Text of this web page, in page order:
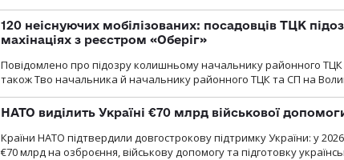
120 неіснуючих мобілізованих: посадовців ТЦК
махінаціях з реєстром «Оберіг»
Повідомлено про підозру колишньому начальнику районного ТЦК
також Тво начальника й начальнику районного ТЦК та СП на
НАТО виділить Україні €70 млрд військової
Країни НАТО підтвердили довгострокову підтримку України: у
€70 млрд на озброєння, військову допомогу та підготовку